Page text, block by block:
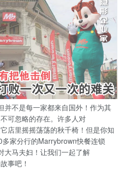
并不是每一家都来自国外！作为其
可忽略的存在。许多人对
店里摇摇荡荡的秋千椅！但是你知
家分行的Marrybrown快餐连锁
大马夫妇！让我们一起了解
事吧！